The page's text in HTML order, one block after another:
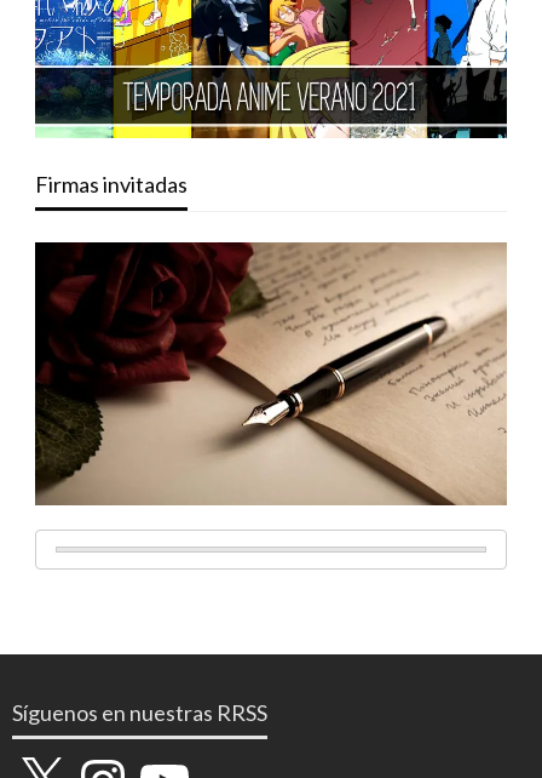
Firmas invitadas
Síguenos en nuestras RRSS
X InstagramYouTube